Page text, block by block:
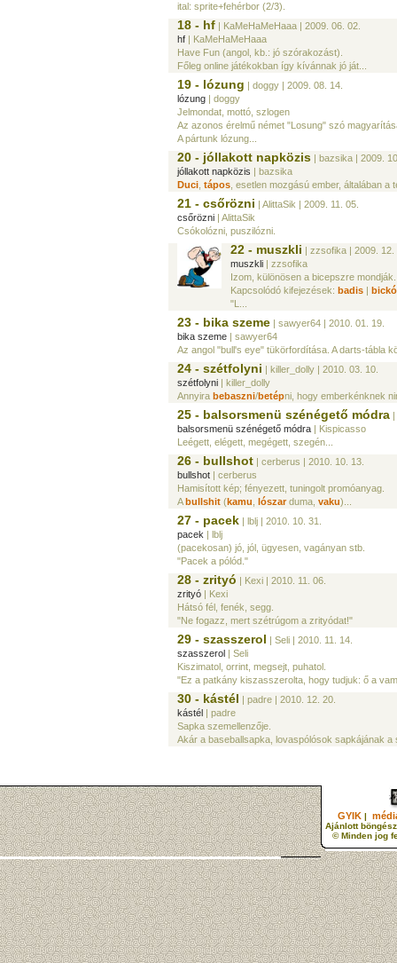
ital: sprite+fehérbor (2/3).
18 - hf | KaMeHaMeHaaa | 2009. 06. 02.
hf | KaMeHaMeHaaa
Have Fun (angol, kb.: jó szórakozást).
Főleg online játékokban így kívánnak jó ját...
19 - lózung | doggy | 2009. 08. 14.
lózung | doggy
Jelmondat, mottó, szlogen
Az azonos érelmű német "Losung" szó
A pártunk lózung...
20 - jóllakott napközis | bazsika | 2009.
jóllakott napközis | bazsika
Duci tápos , esetlen mozgású ember, általában a
21 - csőrözni | AlittaSik | 2009. 11. 05.
csőrözni | AlittaSik
Csókolózni, puszilózni.
22 - muszkli | zzsofika | 2009. 12.
muszkli | zzsofika
Izom, különösen a bicepszre mondják.
Kapcsolódó kifejezések: badis | bickó
"L...
23 - bika szeme | sawyer64 | 2010. 01. 19.
bika szeme | sawyer64
Az angol "bull's eye" tükörfordítása. A darts-tábla
24 - szétfolyni | killer_dolly | 2010. 03. 10.
szétfolyni | killer_dolly
Annyira bebaszni/betépni, hogy emberkénknek
25 - balsorsmenü szénégető módra
balsorsmenü szénégető módra | Kispicasso
Leégett, elégett, megégett, szegén...
26 - bullshot | cerberus | 2010. 10. 13.
bullshot | cerberus
Hamisított kép; fényezett, tuningolt promóanyag.
Abullshit (kamu lószarduma, vaku)...
27 - pacek | lblj | 2010. 10. 31.
pacek | lblj
(pacekosan) jó, jól, ügyesen, vagányan stb.
"Pacek a pólód."
28 - zrityó | Kexi | 2010. 11. 06.
zrityó | Kexi
Hátsó fél, fenék, segg.
"Ne fogazz, mert szétrúgom a zrityódat!"
29 - szasszerol | Seli | 2010. 11. 14.
szasszerol | Seli
Kiszimatol, orrint, megsejt, puhatol.
"Ez a patkány kiszasszerolta, hogy tudjuk: ő a
30 - kástél | padre | 2010. 12. 20.
kástél | padre
Sapka szemellenzője.
Akár a baseballsapka, lovaspólósok sapkájának a
GYIK |
Ajánlott
© Minden jog